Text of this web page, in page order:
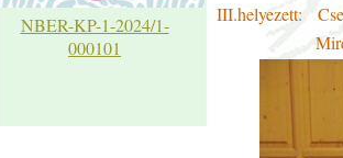
NBER-KP-1-2024/1-
000101
III.helyezett: